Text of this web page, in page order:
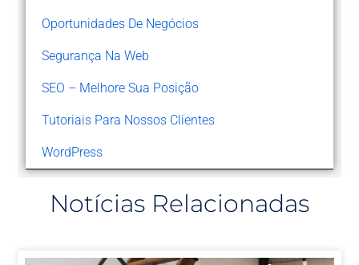
Oportunidades De Negócios
Segurança Na Web
SEO – Melhore Sua Posição
Tutoriais Para Nossos Clientes
WordPress
Notícias Relacionadas